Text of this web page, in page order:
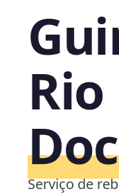
Rio
Serviço de